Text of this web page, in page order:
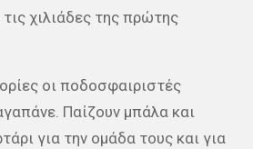
χιλιάδες της πρώτης
οι ποδοσφαιριστές
Παίζουν μπάλα και
για την ομάδα τους και για